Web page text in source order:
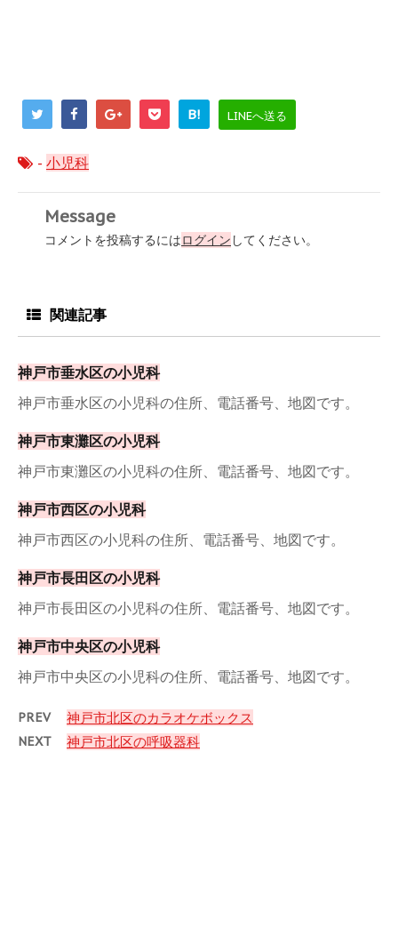
B! LINEへ送る
- 小児科
Message
コメントを投稿するにはログイン してください。
関連記事
神戸市垂水区の小児科
神戸市垂水区の小児科の住所、電話番号、地図です。
神戸市東灘区の小児科
神戸市東灘区の小児科の住所、電話番号、地図です。
神戸市西区の小児科
神戸市西区の小児科の住所、電話番号、地図です。
神戸市長田区の小児科
神戸市長田区の小児科の住所、電話番号、地図です。
神戸市中央区の小児科
神戸市中央区の小児科の住所、電話番号、地図です。
PREV 神戸市北区のカラオケボックス
NEXT 神戸市北区の呼吸器科